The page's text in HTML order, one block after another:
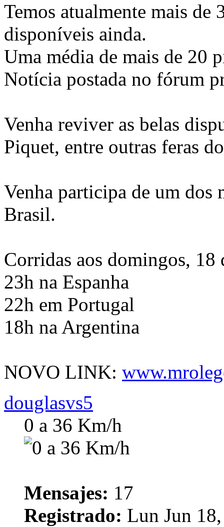
Temos atualmente mais de
disponíveis ainda.
Uma média de mais de 20
Notícia postada no fórum
Venha reviver as belas
Piquet, entre outras feras
Venha participa de um dos
Brasil.
Corridas aos domingos, 18
23h na Espanha
22h em Portugal
18h na Argentina
NOVO LINK:
douglasvs5
0 a 36 Km/h
Mensajes: 17
Registrado: Lun Jun